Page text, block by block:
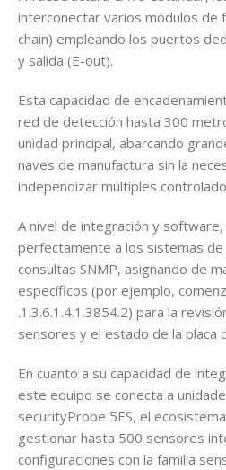
interconectar varios módulos de
chain) empleando los puertos
y salida (E-out).
Esta capacidad de
red de detección hasta 300
unidad principal, abarcando
naves de manufactura sin la
independizar múltiples
A nivel de integración y software,
perfectamente a los sistemas
consultas SNMP, asignando de
específicos (por ejemplo,
.1.3.6.1.4.1.3854.2) para la
sensores y el estado de la placa
En cuanto a su capacidad de
este equipo se conecta a
securityProbe 5ES, el
gestionar hasta 500 sensores
configuraciones con la familia